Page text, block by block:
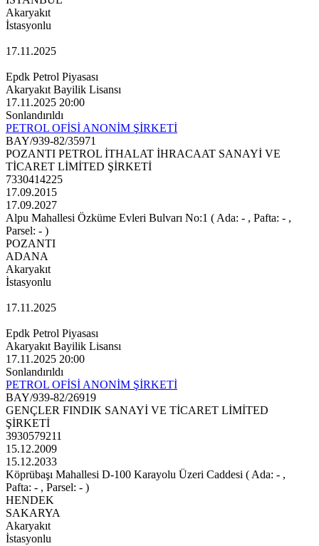
Akaryakıt
İstasyonlu
17.11.2025
Epdk Petrol Piyasası
Akaryakıt Bayilik Lisansı
17.11.2025 20:00
Sonlandırıldı
PETROL OFİSİ ANONİM ŞİRKETİ
BAY/939-82/35971
POZANTI PETROL İTHALAT İHRACAAT SANAYİ VE
TİCARET LİMİTED ŞİRKETİ
7330414225
17.09.2015
17.09.2027
Alpu Mahallesi Özküme Evleri Bulvarı No:1 ( Ada: - , Pafta: - ,
Parsel: - )
POZANTI
ADANA
Akaryakıt
İstasyonlu
17.11.2025
Epdk Petrol Piyasası
Akaryakıt Bayilik Lisansı
17.11.2025 20:00
Sonlandırıldı
PETROL OFİSİ ANONİM ŞİRKETİ
BAY/939-82/26919
GENÇLER FINDIK SANAYİ VE TİCARET LİMİTED
ŞİRKETİ
3930579211
15.12.2009
15.12.2033
Köprübaşı Mahallesi D-100 Karayolu Üzeri Caddesi ( Ada: - ,
Pafta: - , Parsel: - )
HENDEK
SAKARYA
Akaryakıt
İstasyonlu